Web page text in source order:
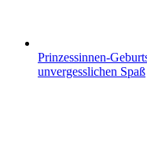
Prinzessinnen-
unvergesslichen Spaß